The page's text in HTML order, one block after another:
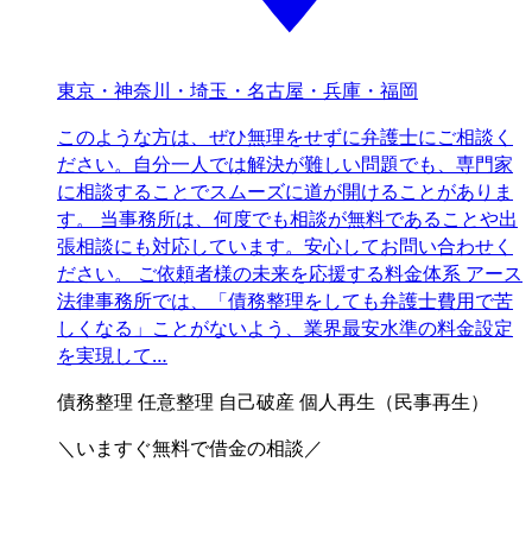
東京・神奈川・埼玉・名古屋・兵庫・福岡
このような方は、ぜひ無理をせずに弁護士にご相談く
ださい。自分一人では解決が難しい問題でも、専門家
に相談することでスムーズに道が開けることがありま
す。 当事務所は、何度でも相談が無料であることや出
張相談にも対応しています。安心してお問い合わせく
ださい。 ご依頼者様の未来を応援する料金体系 アース
法律事務所では、「債務整理をしても弁護士費用で苦
しくなる」ことがないよう、業界最安水準の料金設定
を実現して…
債務整理 任意整理 自己破産個人再生（民事再生）
＼いますぐ無料で借金の相談／